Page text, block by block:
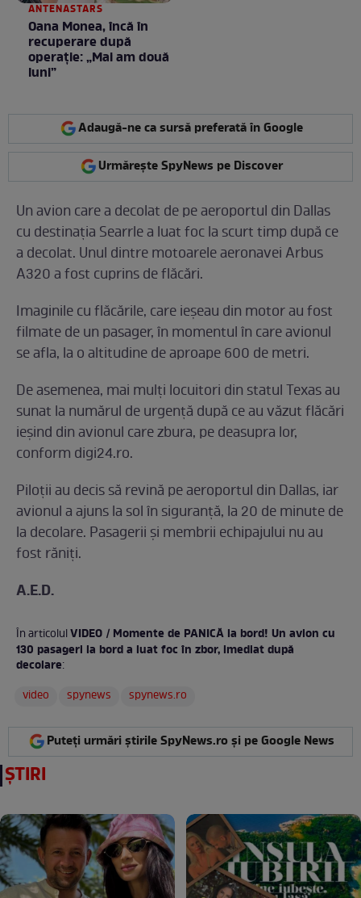
ANTENASTARS
Oana Monea, încă în
recuperare după
operație: „Mai am două
luni”
Adaugă-ne ca sursă preferată în Google
Urmărește SpyNews pe Discover
Un avion care a decolat de pe aeroportul din Dallas
cu destinaţia Searrle a luat foc la scurt timp după ce
a decolat. Unul dintre motoarele aeronavei Arbus
A320 a fost cuprins de flăcări.
Imaginile cu flăcările, care ieşeau din motor au fost
filmate de un pasager, în momentul în care avionul
se afla, la o altitudine de aproape 600 de metri.
De asemenea, mai mulţi locuitori din statul Texas au
sunat la numărul de urgenţă după ce au văzut flăcări
ieşind din avionul care zbura, pe deasupra lor,
conform digi24.ro.
Piloţii au decis să revină pe aeroportul din Dallas, iar
avionul a ajuns la sol în siguranţă, la 20 de minute de
la decolare. Pasagerii şi membrii echipajului nu au
fost răniţi.
A.E.D.
În articolulVIDEO / Momente de PANICĂ la bord! Un avion cu
130 pasageri la bord a luat foc în zbor, imediat după
decolare:
video
spynews spynews.ro
Puteți urmări știrile SpyNews.ro și pe Google News
ȘTIRI